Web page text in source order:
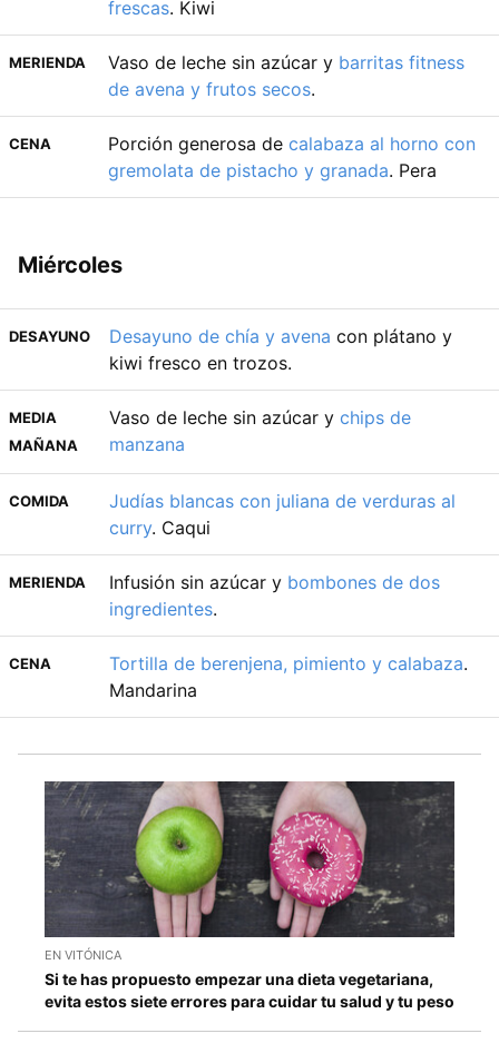
frescas. Kiwi
MERIENDA Vaso de leche sin azúcar y barritas fitness
de avena y frutos secos.
CENA Porción generosa de calabaza al horno con
gremolata de pistacho y granada. Pera
Miércoles
DESAYUNO Desayuno de chía y avena con plátano y
kiwi fresco en trozos.
MEDIA
MAÑANA
Vaso de leche sin azúcar y chips de
manzana
COMIDA
Judías blancas con juliana de verduras al
curry. Caqui
MERIENDA Infusión sin azúcar y bombones de dos
ingredientes.
CENA Tortilla de berenjena, pimiento y calabaza.
Mandarina
EN VITÓNICA
Si te has propuesto empezar una dieta vegetariana,
evita estos siete errores para cuidar tu salud y tu peso